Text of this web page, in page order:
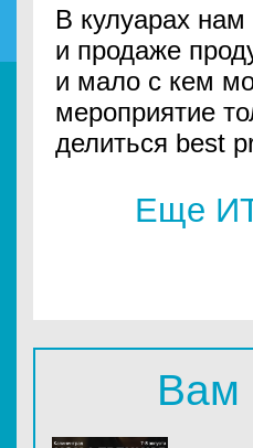
В кулуарах
и продаже
и мало с кем
мероприятие
делиться best
Еще
Вам